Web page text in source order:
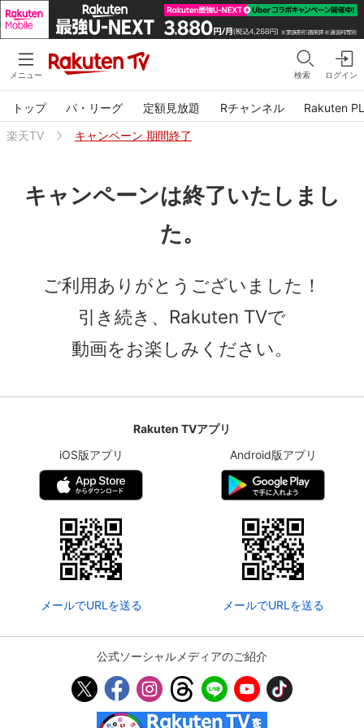
メニュー 検索 ログイン
トップ パ・リーグ 定額見放題 Rチャンネル
Rakuten
楽天TV
キャンペーン 期間終了
キャンペーンは終了いたしまし
た。
ご利用ありがとうございました！
引き続き、Rakuten TVで
動画をお楽しみください。
Rakuten TVアプリ
iOS版アプリ
メールでURLを送る
Android版アプリ
メールでURLを送る
公式ソーシャルメディアのご紹介